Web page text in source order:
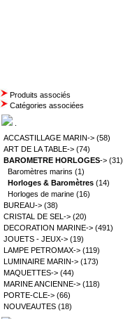
Produits associés
Catégories associées
ACCASTILLAGE MARIN-> (58)
ART DE LA TABLE-> (74)
BAROMETRE HORLOGES-> (31)
Baromètres marins (1)
Horloges & Baromètres (14)
Horloges de marine (16)
BUREAU-> (38)
CRISTAL DE SEL-> (20)
DECORATION MARINE-> (491)
JOUETS - JEUX-> (19)
LAMPE PETROMAX-> (119)
LUMINAIRE MARIN-> (173)
MAQUETTES-> (44)
MARINE ANCIENNE-> (118)
PORTE-CLE-> (66)
NOUVEAUTES (18)